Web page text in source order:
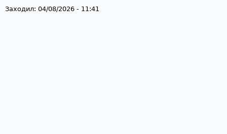
Заходил: 04/08/2026 - 11:41